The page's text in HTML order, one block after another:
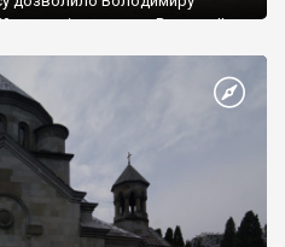
імператору Василю ІІ, та
став Василем-християнином.
честь Херсонесу Таврійського